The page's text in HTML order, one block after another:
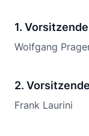
1.
Wolfgang
2.
Frank Laurini